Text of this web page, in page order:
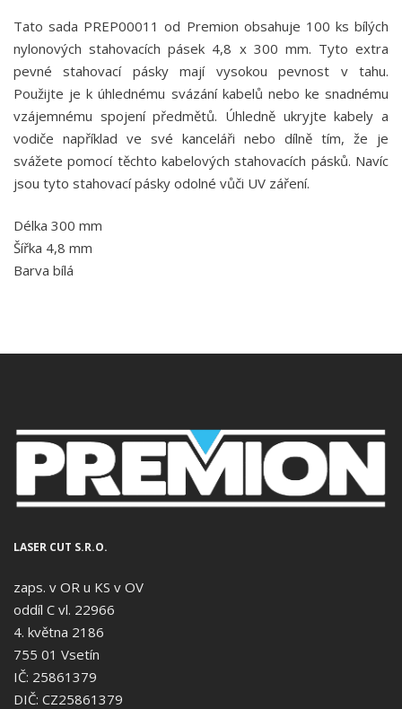
Tato sada PREP00011 od Premion obsahuje 100 ks bílých
nylonových stahovacích pásek 4,8 x 300 mm. Tyto extra
pevné stahovací pásky mají vysokou pevnost v tahu.
Použijte je k úhlednému svázání kabelů nebo ke snadnému
vzájemnému spojení předmětů. Úhledně ukryjte kabely a
vodiče například ve své kanceláři nebo dílně tím, že je
svážete pomocí těchto kabelových stahovacích pásků. Navíc
jsou tyto stahovací pásky odolné vůči UV záření.
Délka 300 mm
Šířka 4,8 mm
Barva bílá
LASER CUT S.R.O.
zaps. v OR u KS v OV
oddíl C vl. 22966
4. května 2186
755 01 Vsetín
IČ: 25861379
DIČ: CZ25861379